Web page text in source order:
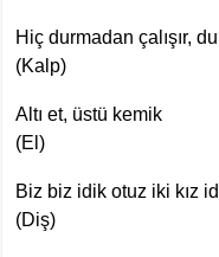
Hiç durmadan çalışır,
(Kalp)
Altı et, üstü kemik
(El)
Biz biz idik otuz iki kız
(Diş)